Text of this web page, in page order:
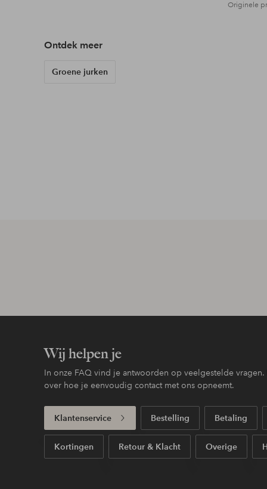
Originele
Ontdek meer
Groene jurken
Wij helpen je
In onze FAQ vind je antwoorden op veelgestelde
over hoe je eenvoudig contact met ons opneemt.
Klantenservice Bestelling Betaling
Kortingen Retour & Klacht Overige